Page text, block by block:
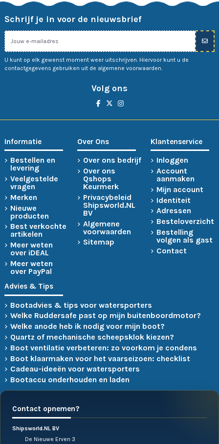
Schrijf je in voor de nieuwsbrief
U kunt op elk gewenst moment weer uitschrijven. Hiervoor kunt u de
contactgegevens gebruiken uit de algemene voorwaarden.
Volg ons
Informatie
Bestellen en
levering
Veelgestelde
vragen
Merken
Nieuwe
producten
Best verkochte
artikelen
Meer weten
over iDEAL
Meer weten
over PayPal
Over Ons
Over ons bedrijf
Over ons
Qshops
Keurmerk
Privacybeleid
Shipsworld.NL
BV
Algemene
voorwaarden
Sitemap
Klantenservice
Inloggen
Account
aanmaken
Mijn account
Identiteit
Adressen
Besteloverzicht
Bestelling
volgen als gast
Contact
Advies & Tips
Bootadvies & tips voor watersporters
Welke Ruddersafe past op mijn buitenboordmotor?
Welke anode heb ik nodig voor mijn boot?
Quartz of mechanische scheepsklok kiezen?
Boot ventilatie verbeteren: zo voorkom je condens
Boot klaarmaken voor het vaarseizoen: checklist
Cadeau-ideeën voor watersporters
Bootaccu onderhouden en laden
Contact opnemen?
Shipsworld.NL BV
De Nieuwe Erven 3